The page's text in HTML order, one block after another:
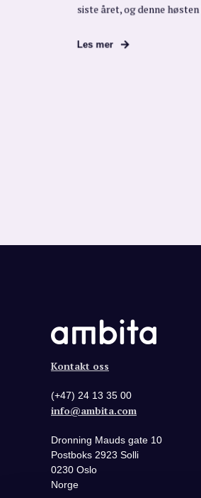
siste året, og denne
Les mer
Kontakt oss
(+47) 24 13 35 00
info@ambita.com
Dronning Mauds gate 10
Postboks 2923 Solli
0230 Oslo
Norge